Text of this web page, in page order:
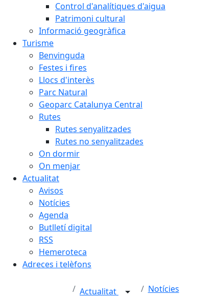
Control d'analítiques d'aigua
Patrimoni cultural
Informació geogràfica
Turisme
Benvinguda
Festes i fires
Llocs d'interès
Parc Natural
Geoparc Catalunya Central
Rutes
Rutes senyalitzades
Rutes no senyalitzades
On dormir
On menjar
Actualitat
Avisos
Notícies
Agenda
Butlletí digital
RSS
Hemeroteca
Adreces i telèfons
Actualitat Notícies